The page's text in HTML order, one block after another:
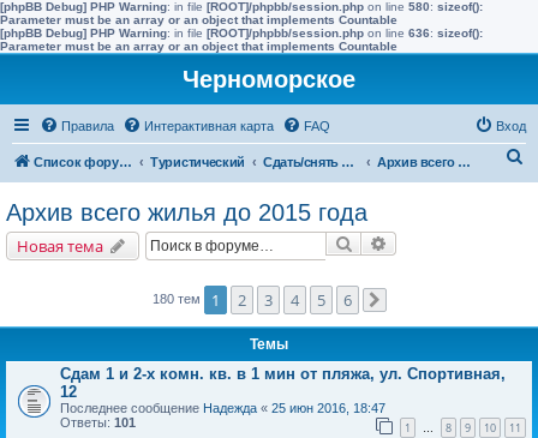
[phpBB Debug] PHP Warning: in file [ROOT]/phpbb/session.php on line 580: sizeof():
Parameter must be an array or an object that implements Countable
[phpBB Debug] PHP Warning: in file [ROOT]/phpbb/session.php on line 636: sizeof():
Parameter must be an array or an object that implements Countable
Черноморское
Правила Интерактивная карта FAQ Вход
Список форумов Туристический Сдать/снять в других населенных пунктах района Архив всего жилья до 2015 года
Архив всего жилья до 2015 года
Новая тема Поиск
180 тем 1 2 3 4 5 6
Темы
Сдам 1 и 2-х комн. кв. в 1 мин от пляжа, ул. Спортивная,
12
Последнее сообщение Надежда « 25 июн 2016, 18:47
Ответы: 101 1 … 8 9 10 11